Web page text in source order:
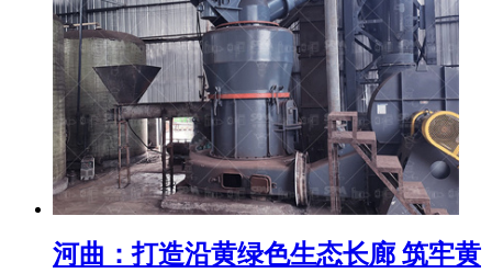
河曲：打造沿黄绿色生态长廊 筑牢黄